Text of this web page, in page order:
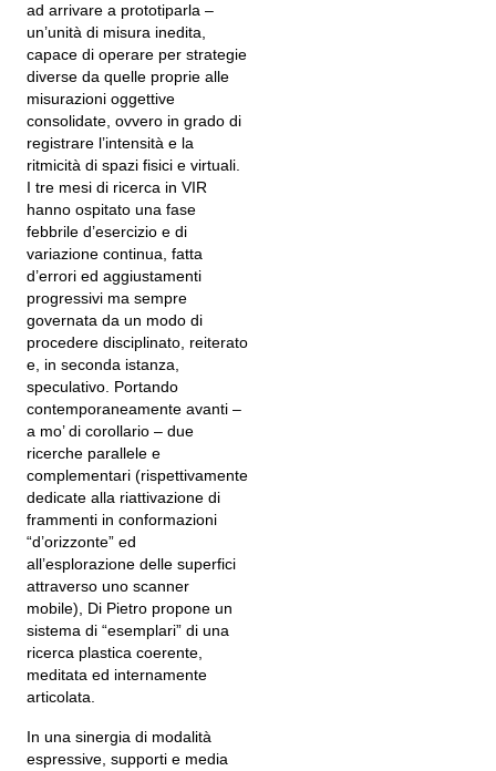
ad arrivare a prototiparla –
un’unità di misura inedita,
capace di operare per strategie
diverse da quelle proprie alle
misurazioni oggettive
consolidate, ovvero in grado di
registrare l’intensità e la
ritmicità di spazi fisici e virtuali.
I tre mesi di ricerca in VIR
hanno ospitato una fase
febbrile d’esercizio e di
variazione continua, fatta
d’errori ed aggiustamenti
progressivi ma sempre
governata da un modo di
procedere disciplinato, reiterato
e, in seconda istanza,
speculativo. Portando
contemporaneamente avanti –
a mo’ di corollario – due
ricerche parallele e
complementari (rispettivamente
dedicate alla riattivazione di
frammenti in conformazioni
“d’orizzonte” ed
all’esplorazione delle superfici
attraverso uno scanner
mobile), Di Pietro propone un
sistema di “esemplari” di una
ricerca plastica coerente,
meditata ed internamente
articolata.
In una sinergia di modalità
espressive, supporti e media